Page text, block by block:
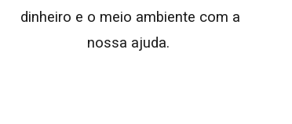
dinheiro e o meio ambiente com a
nossa ajuda.